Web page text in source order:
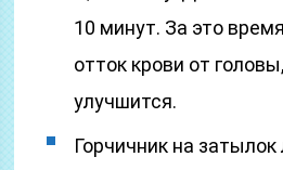
10 минут. За это
отток крови от
улучшится.
Горчичник на